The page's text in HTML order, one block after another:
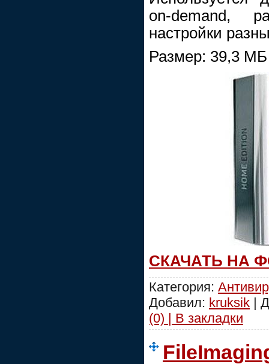
on-demand,
настройки
Размер: 39,3 МБ
СКАЧАТЬ НА
Категория:
Добавил: kruksik |
(0) | В закладки